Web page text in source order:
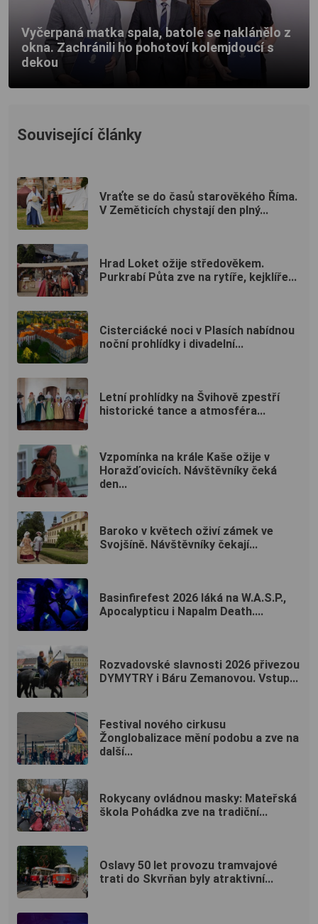
Vyčerpaná matka spala, batole se naklánělo z
okna. Zachránili ho pohotoví kolemjdoucí s
dekou
Související články
Vraťte se do časů starověkého Říma.
V Zeměticích chystají den plný...
Hrad Loket ožije středověkem.
Purkrabí Půta zve na rytíře, kejklíře...
Cisterciácké noci v Plasích nabídnou
noční prohlídky i divadelní...
Letní prohlídky na Švihově zpestří
historické tance a atmosféra...
Vzpomínka na krále Kaše ožije v
Horažďovicích. Návštěvníky čeká
den...
Baroko v květech oživí zámek ve
Svojšíně. Návštěvníky čekají...
Basinfirefest 2026 láká na W.A.S.P.,
Apocalypticu i Napalm Death....
Rozvadovské slavnosti 2026 přivezou
DYMYTRY i Báru Zemanovou. Vstup...
Festival nového cirkusu
Žonglobalizace mění podobu a zve na
další...
Rokycany ovládnou masky: Mateřská
škola Pohádka zve na tradiční...
Oslavy 50 let provozu tramvajové
trati do Skvrňan byly atraktivní...